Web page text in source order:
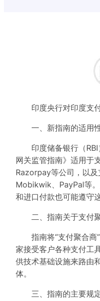
印度央行对印度支付
一、新指南的适用
印度储备银行（RBI
网关监管指南》适用于
Razorpay等公司，以及
Mobikwik、PayPal等
和进口付款也可能遵守
二、指南关于支付聚
指南将“支付聚合商”
家接受客户各种支付工
供技术基础设施来路由
体。
三、指南的主要规